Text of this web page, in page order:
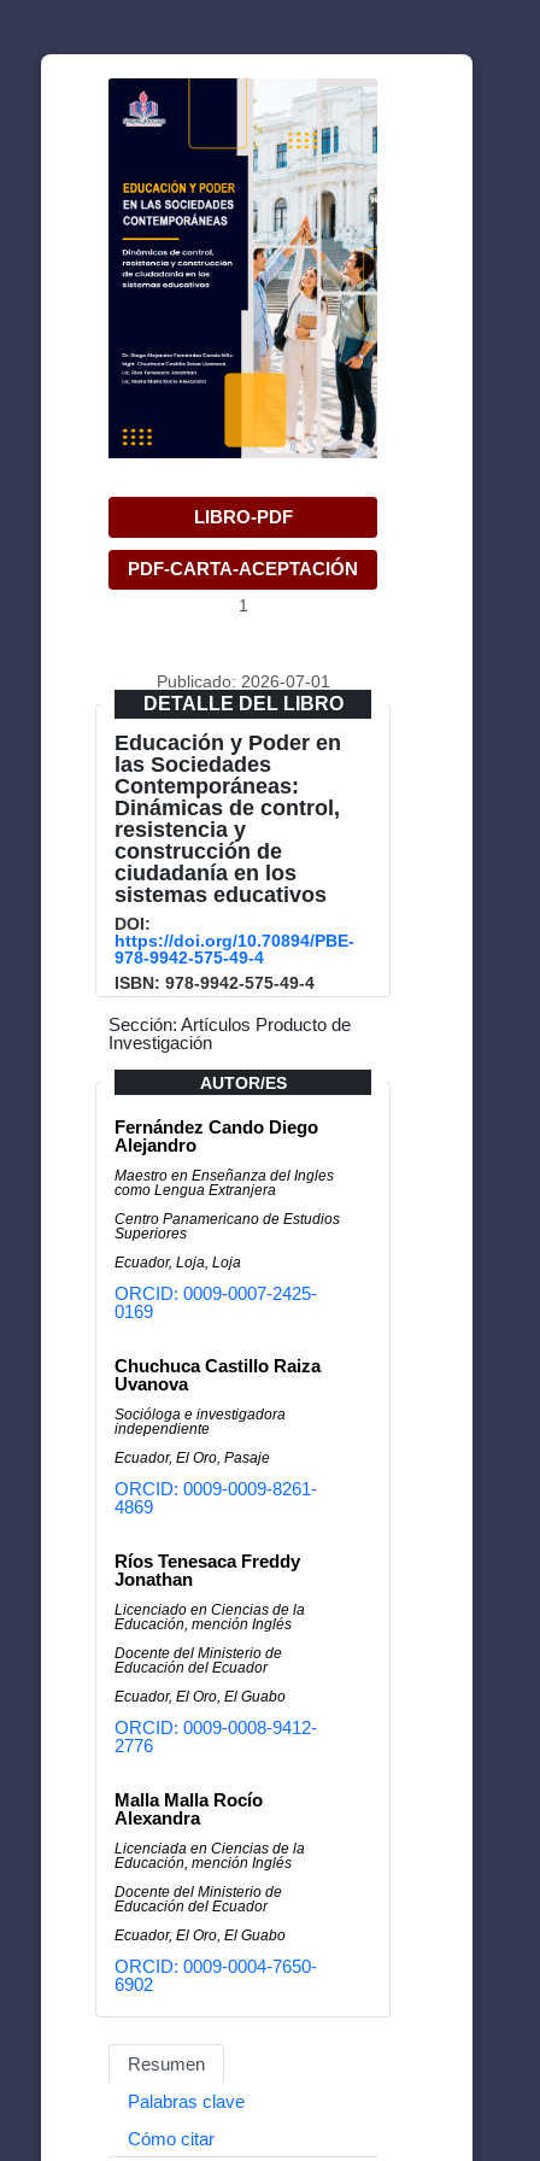
LIBRO-PDF
PDF-CARTA-ACEPTACIÓN
1
Publicado: 2026-07-01
DETALLE DEL LIBRO
Educación y Poder en
las Sociedades
Contemporáneas:
Dinámicas de control,
resistencia y
construcción de
ciudadanía en los
sistemas educativos
DOI:
https://doi.org/10.70894/PBE-
978-9942-575-49-4
ISBN: 978-9942-575-49-4
Sección: Artículos Producto de
Investigación
AUTOR/ES
Fernández Cando Diego
Alejandro
Maestro en Enseñanza del Ingles
como Lengua Extranjera
Centro Panamericano de Estudios
Superiores
Ecuador, Loja, Loja
ORCID: 0009-0007-2425-
0169
Chuchuca Castillo Raiza
Uvanova
Socióloga e investigadora
independiente
Ecuador, El Oro, Pasaje
ORCID: 0009-0009-8261-
4869
Ríos Tenesaca Freddy
Jonathan
Licenciado en Ciencias de la
Educación, mención Inglés
Docente del Ministerio de
Educación del Ecuador
Ecuador, El Oro, El Guabo
ORCID: 0009-0008-9412-
2776
Malla Malla Rocío
Alexandra
Licenciada en Ciencias de la
Educación, mención Inglés
Docente del Ministerio de
Educación del Ecuador
Ecuador, El Oro, El Guabo
ORCID: 0009-0004-7650-
6902
Resumen
Palabras clave
Cómo citar